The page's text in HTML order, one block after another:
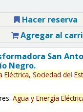
Hacer reserva
Agregar al
San
Negro.
Eléctrica, Sociedad del
Agua y Energía